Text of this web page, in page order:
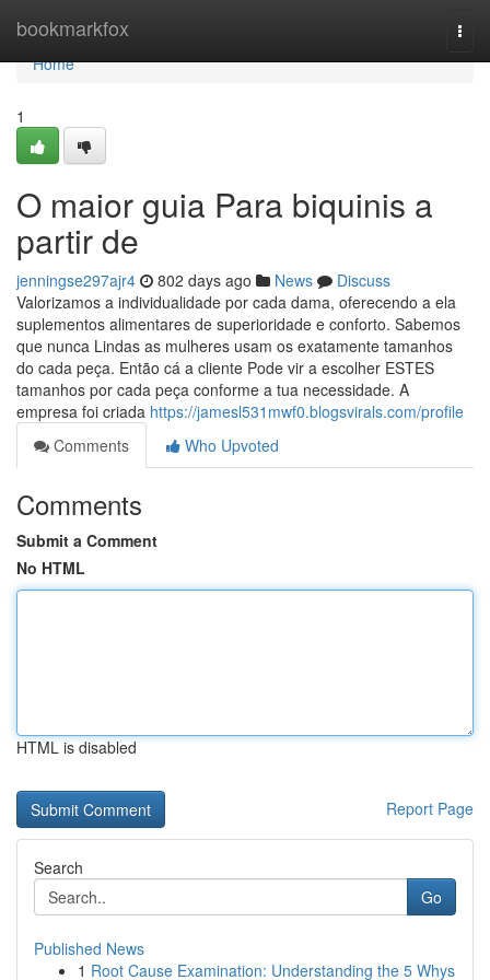
bookmarkfox
Home
Home
1
O maior guia Para biquinis a
partir de
jenningse297ajr4 802 days ago News
Discuss
Valorizamos a individualidade por cada dama, oferecendo a ela
suplementos alimentares de superioridade e conforto. Sabemos
que nunca Lindas as mulheres usam os exatamente tamanhos
do cada peça. Então cá a cliente Pode vir a escolher ESTES
tamanhos por cada peça conforme a tua necessidade. A
empresa foi criada https://jamesl531mwf0.blogsvirals.com/profile
Comments
Who Upvoted
Comments
Submit a Comment
No HTML
HTML is disabled
Report Page
Search
Go
Published News
1 Root Cause Examination: Understanding the 5 Whys